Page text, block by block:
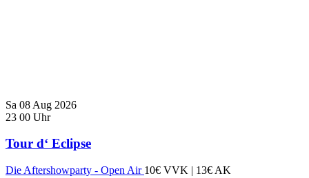
Sa 08 Aug 2026
23 00 Uhr
Tour d‘ Eclipse
Die Aftershowparty - Open Air 10€ VVK | 13€ AK